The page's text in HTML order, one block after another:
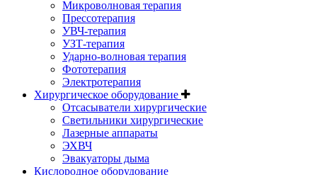
Микроволновая терапия
Прессотерапия
УВЧ-терапия
УЗТ-терапия
Ударно-волновая терапия
Фототерапия
Электротерапия
Хирургическое оборудование
Отсасыватели хирургические
Светильники хирургические
Лазерные аппараты
ЭХВЧ
Эвакуаторы дыма
Кислородное оборудование